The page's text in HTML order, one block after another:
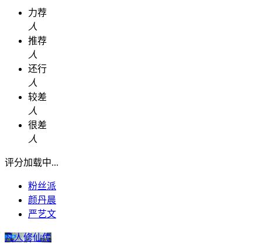
力荐
人
推荐
人
还行
人
较差
人
很差
人
评分加载中...
粉丝派
颜丹晨
严艺文
凡人修仙传